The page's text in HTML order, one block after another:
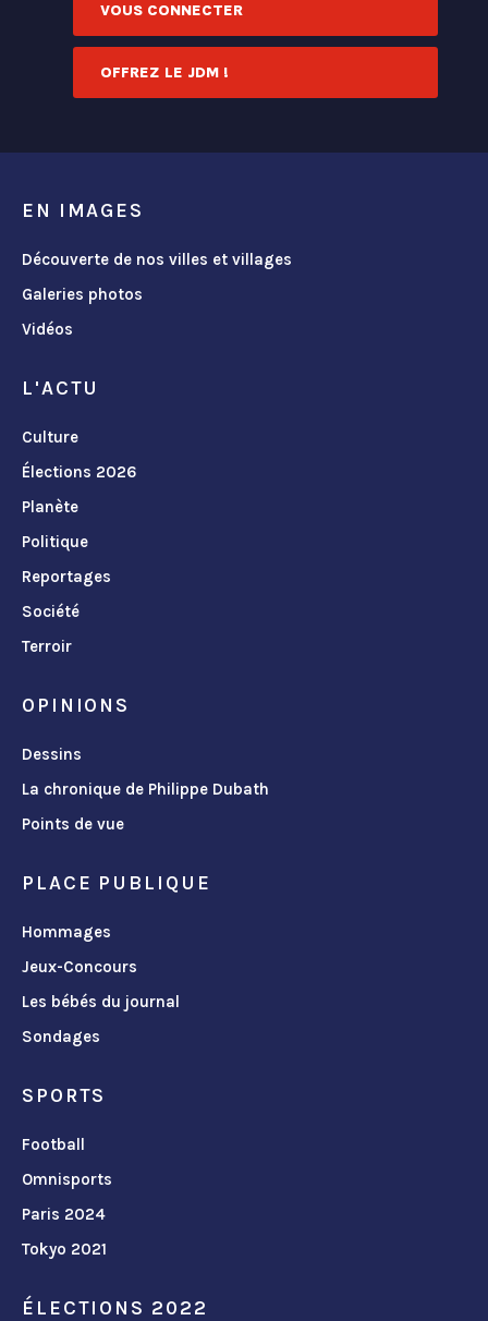
VOUS CONNECTER
OFFREZ LE JDM !
EN IMAGES
Découverte de nos villes et villages
Galeries photos
Vidéos
L'ACTU
Culture
Élections 2026
Planète
Politique
Reportages
Société
Terroir
OPINIONS
Dessins
La chronique de Philippe Dubath
Points de vue
PLACE PUBLIQUE
Hommages
Jeux-Concours
Les bébés du journal
Sondages
SPORTS
Football
Omnisports
Paris 2024
Tokyo 2021
ÉLECTIONS 2022